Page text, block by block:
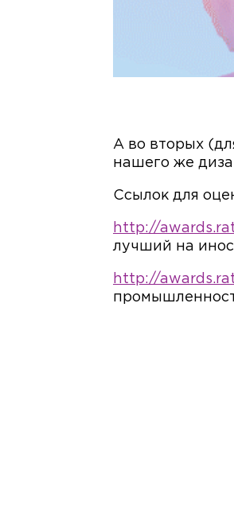
А во вторых
нашего же
Ссылок для
http://
лучший на
http://